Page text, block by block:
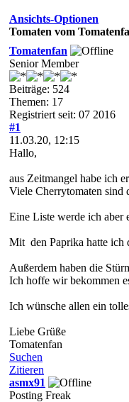
Ansichts-Optionen
Tomaten vom
Tomatenfan
Senior Member
Beiträge: 524
Themen: 17
Registriert seit: 07 2016
#1
11.03.20, 12:15
Hallo,
aus Zeitmangel habe ich
Viele Cherrytomaten sind
Eine Liste werde ich aber
Mit den Paprika hatte ich
Außerdem haben die
Ich hoffe wir bekommen
Ich wünsche allen ein
Liebe Grüße
Tomatenfan
Suchen
Zitieren
asmx91
Posting Freak